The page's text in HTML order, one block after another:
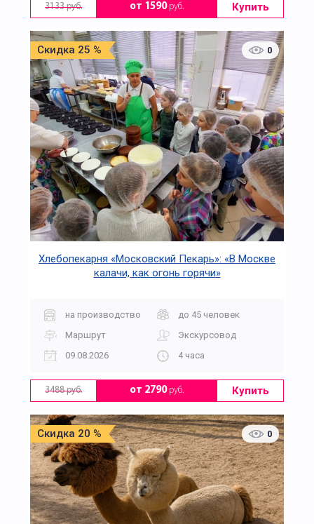
3133 руб. от 1590руб. Купить
Скидка 25 % 0
Хлебопекарня «Московский Пекарь»: «В Москве
калачи, как огонь горячи»
на производство
до 45 человек
Маршрут
Экскурсовод
09.08.2026
4 часа
3488 руб. от 2790руб. Купить
Скидка 20 % 0